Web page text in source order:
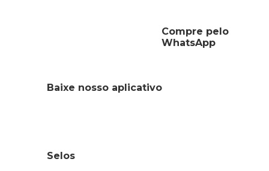
Compre pelo
WhatsApp
Baixe nosso aplicativo
Selos